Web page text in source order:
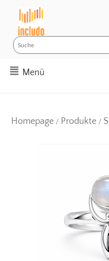
Menü
Homepage / Produkte /